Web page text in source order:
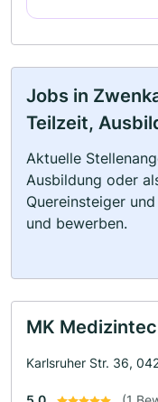
Jobs in
Teilzeit,
Aktuelle
Ausbildung oder
Quereinsteiger
und bewerben.
MK
Karlsruher Str. 36,